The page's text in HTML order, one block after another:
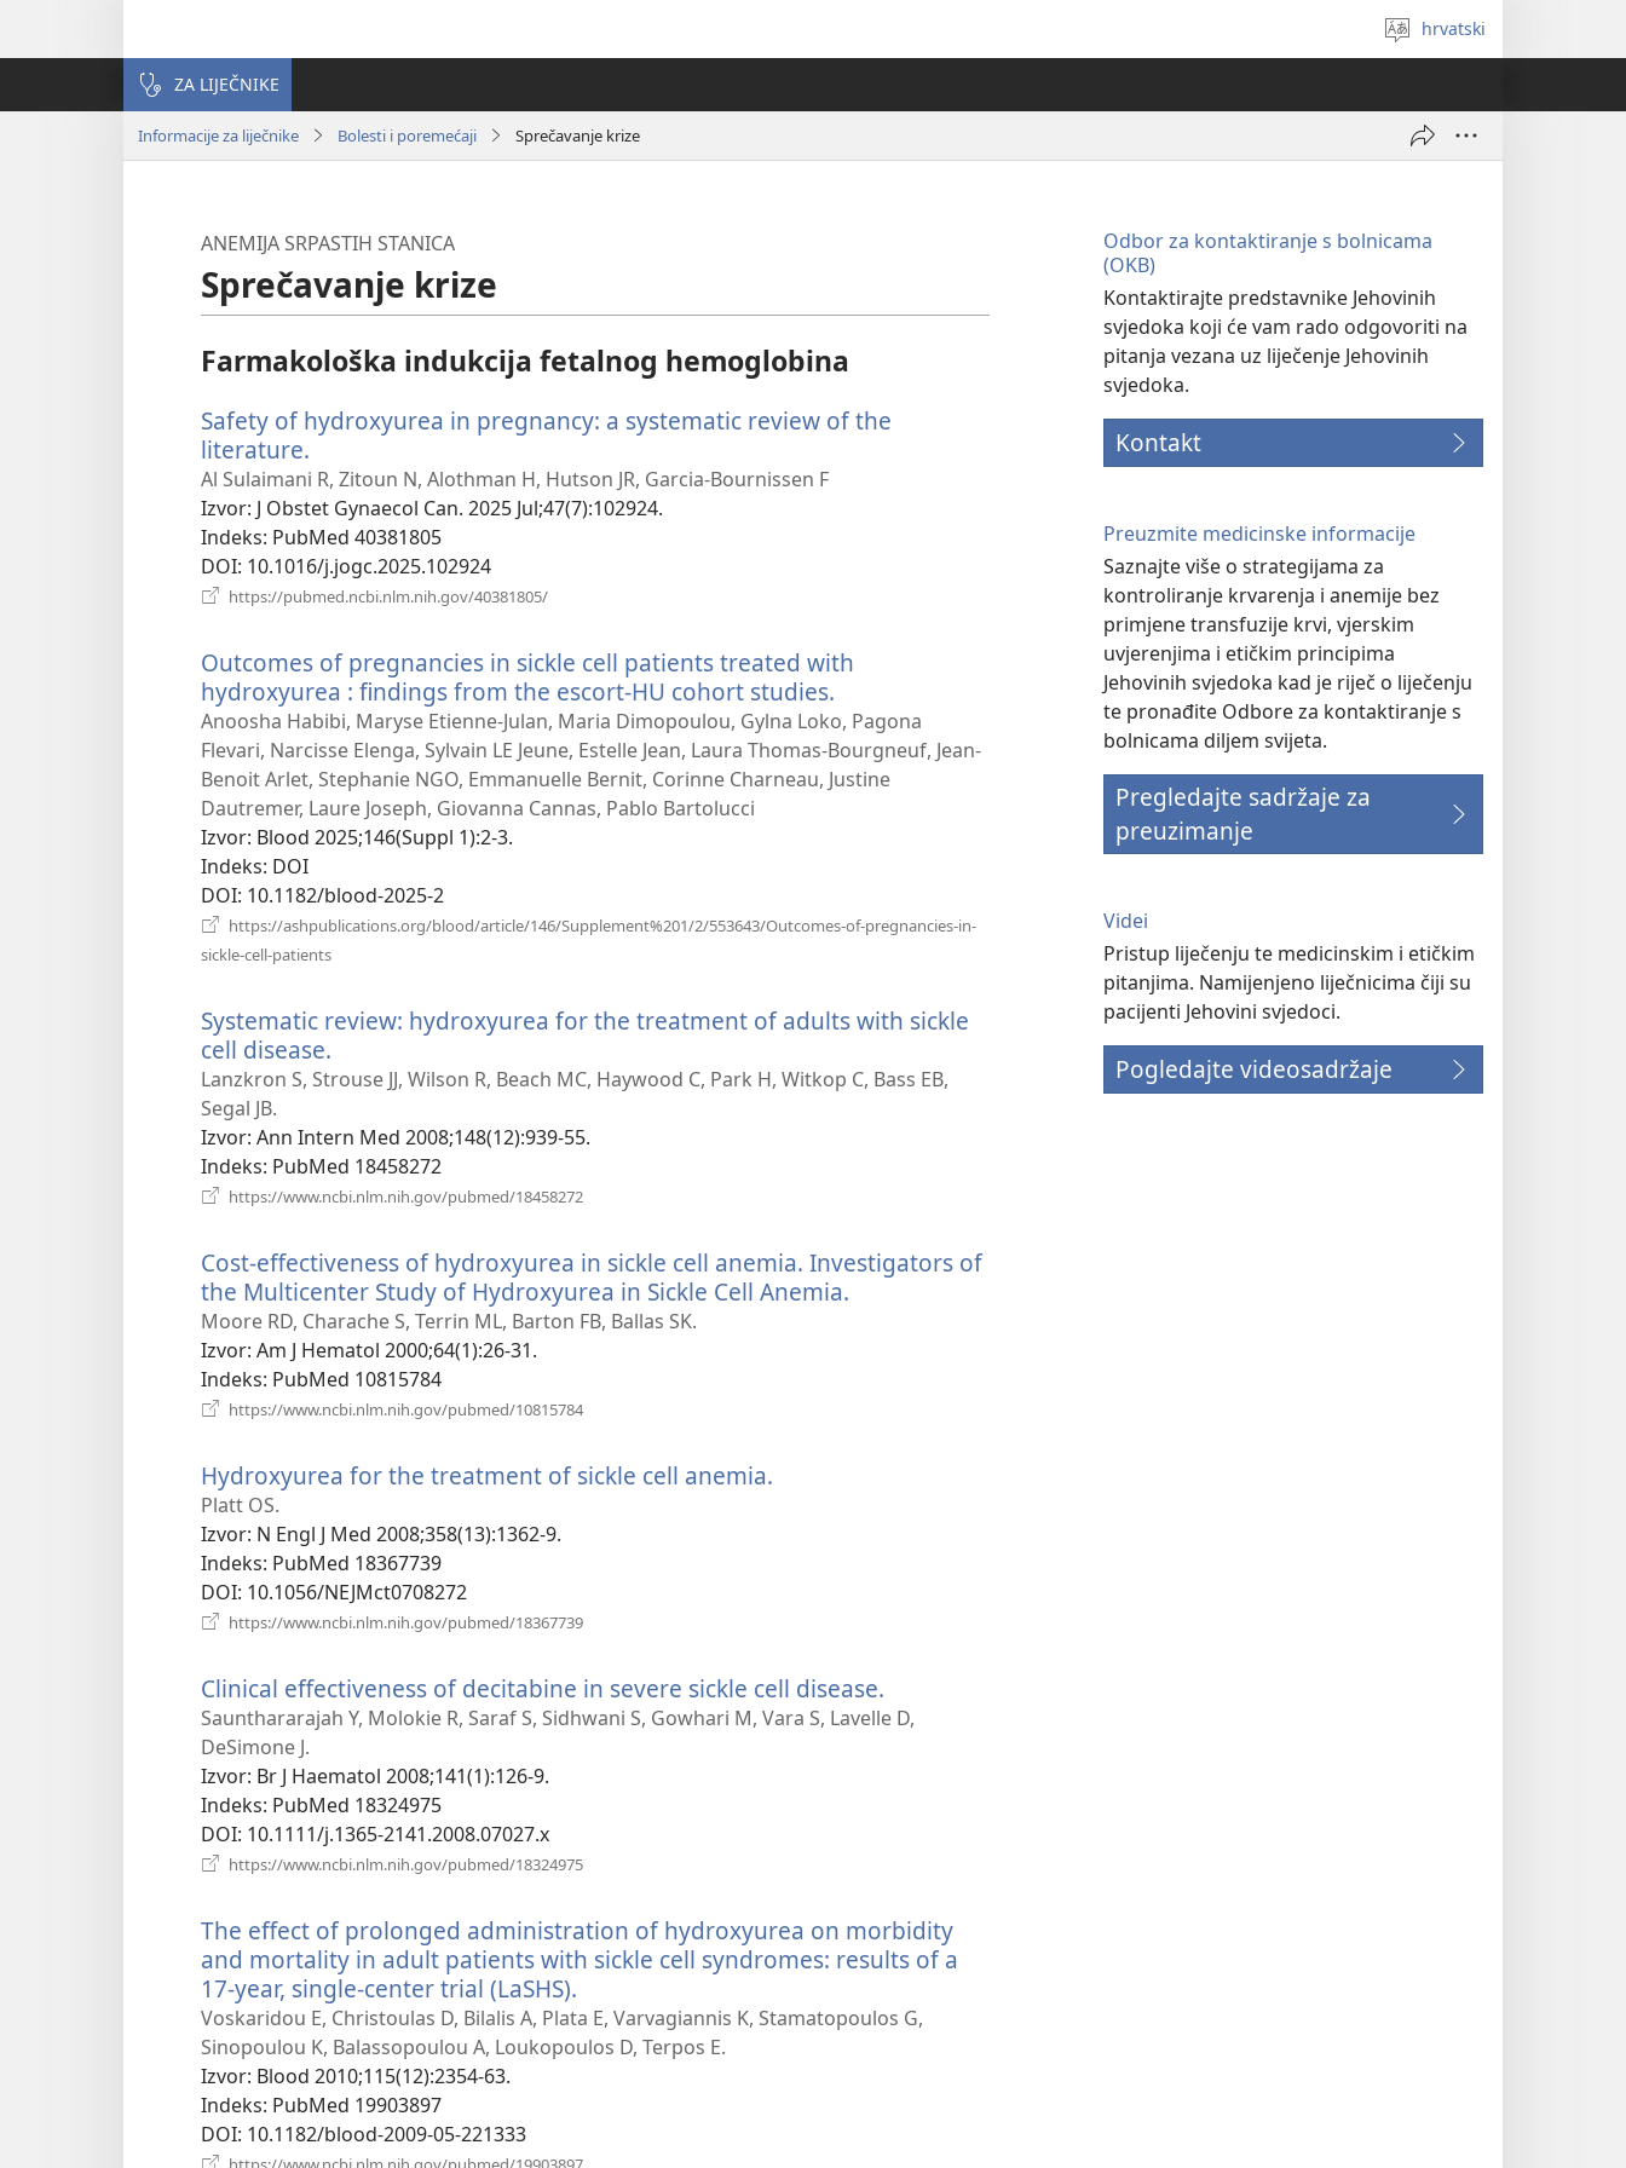
Izaberi
jezik
hrvatski
ZA LIJEČNIKE
Informacije za liječnike Bolesti i poremećaji Sprečavanje krize
ANEMIJA SRPASTIH STANICA
Sprečavanje krize
Farmakološka indukcija fetalnog hemoglobina
Safety of hydroxyurea in pregnancy: a systematic review of the
literature.
se
novi
prozor)
Al Sulaimani R, Zitoun N, Alothman H, Hutson JR, Garcia-Bournissen F
Izvor‎: J Obstet Gynaecol Can. 2025 Jul;47(7):102924.
Indeks‎: PubMed 40381805
DOI‎: 10.1016/j.jogc.2025.102924
https://pubmed.ncbi.nlm.nih.gov/40381805/
prozor)
Outcomes of pregnancies in sickle cell patients treated with
hydroxyurea : findings from the escort-HU cohort studies.
se
novi
prozor)
Anoosha Habibi, Maryse Etienne-Julan, Maria Dimopoulou, Gylna Loko, Pagona
Flevari, Narcisse Elenga, Sylvain LE Jeune, Estelle Jean, Laura Thomas-Bourgneuf, Jean-
Benoit Arlet, Stephanie NGO, Emmanuelle Bernit, Corinne Charneau, Justine
Dautremer, Laure Joseph, Giovanna Cannas, Pablo Bartolucci
Izvor‎: Blood 2025;146(Suppl 1):2-3.
Indeks‎: DOI
DOI‎: 10.1182/blood-2025-2
https://ashpublications.org/blood/article/146/Supplement%201/2/553643/Outcomes-of-pregnancies-in-
sickle-cell-patients
prozor)
Systematic review: hydroxyurea for the treatment of adults with sickle
cell disease.
se
prozor)
Lanzkron S, Strouse JJ, Wilson R, Beach MC, Haywood C, Park H, Witkop C, Bass EB,
Segal JB.
Izvor‎: Ann Intern Med 2008;148(12):939-55.
Indeks‎: PubMed 18458272
https://www.ncbi.nlm.nih.gov/pubmed/18458272
prozor)
Cost-effectiveness of hydroxyurea in sickle cell anemia. Investigators of
the Multicenter Study of Hydroxyurea in Sickle Cell Anemia.
Moore RD, Charache S, Terrin ML, Barton FB, Ballas SK.
Izvor‎: Am J Hematol 2000;64(1):26-31.
Indeks‎: PubMed 10815784
https://www.ncbi.nlm.nih.gov/pubmed/10815784
prozor)
Hydroxyurea for the treatment of sickle cell anemia.
Platt OS.
Izvor‎: N Engl J Med 2008;358(13):1362-9.
Indeks‎: PubMed 18367739
DOI‎: 10.1056/NEJMct0708272
https://www.ncbi.nlm.nih.gov/pubmed/18367739
prozor)
Clinical effectiveness of decitabine in severe sickle cell disease.
se
Saunthararajah Y, Molokie R, Saraf S, Sidhwani S, Gowhari M, Vara S, Lavelle D,
DeSimone J.
Izvor‎: Br J Haematol 2008;141(1):126-9.
Indeks‎: PubMed 18324975
DOI‎: 10.1111/j.1365-2141.2008.07027.x
https://www.ncbi.nlm.nih.gov/pubmed/18324975
prozor)
The effect of prolonged administration of hydroxyurea on morbidity
and mortality in adult patients with sickle cell syndromes: results of a
17-year, single-center trial (LaSHS).
se
novi
Voskaridou E, Christoulas D, Bilalis A, Plata E, Varvagiannis K, Stamatopoulos G,
Sinopoulou K, Balassopoulou A, Loukopoulos D, Terpos E.
Izvor‎: Blood 2010;115(12):2354-63.
Indeks‎: PubMed 19903897
DOI‎: 10.1182/blood-2009-05-221333
Odbor za kontaktiranje s bolnicama
(OKB)
Kontaktirajte predstavnike Jehovinih
svjedoka koji će vam rado odgovoriti na
pitanja vezana uz liječenje Jehovinih
svjedoka.
Kontakt
Preuzmite medicinske informacije
Saznajte više o strategijama za
kontroliranje krvarenja i anemije bez
primjene transfuzije krvi, vjerskim
uvjerenjima i etičkim principima
Jehovinih svjedoka kad je riječ o liječenju
te pronađite Odbore za kontaktiranje s
bolnicama diljem svijeta.
Pregledajte sadržaje za
preuzimanje
Videi
Pristup liječenju te medicinskim i etičkim
pitanjima. Namijenjeno liječnicima čiji su
pacijenti Jehovini svjedoci.
Pogledajte videosadržaje